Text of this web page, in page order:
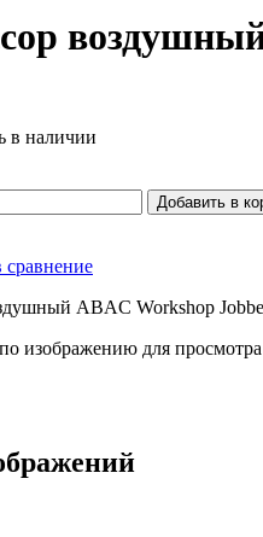
в наличии
Добавить в
сравнение
изображению для